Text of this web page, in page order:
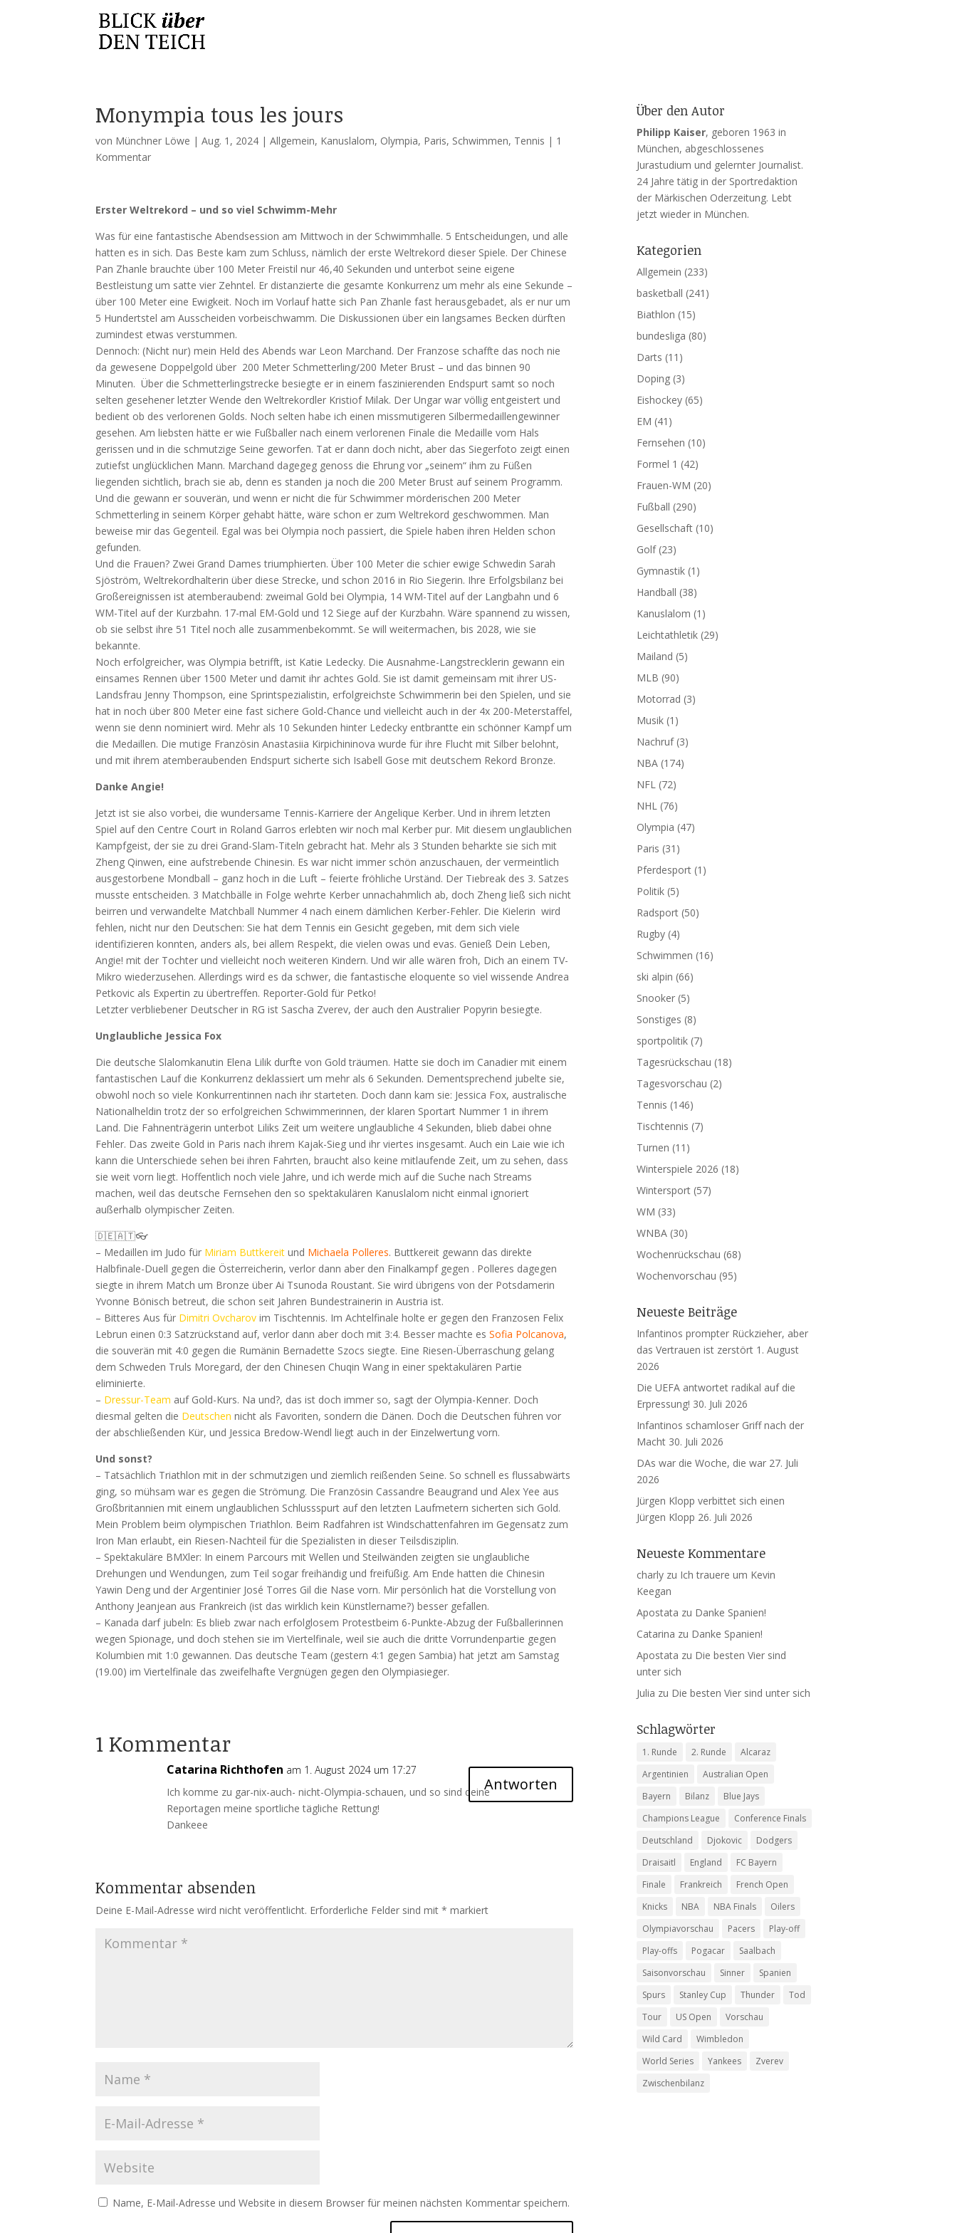
Monympia tous les jours
von Münchner Löwe |Aug. 1, 2024 |Allgemein, Kanuslalom, Olympia, Paris, Schwimmen, Tennis | 1
Kommentar
Erster Weltrekord – und so viel Schwimm-Mehr
Was für eine fantastische Abendsession am Mittwoch in der Schwimmhalle. 5 Entscheidungen, und alle
hatten es in sich. Das Beste kam zum Schluss, nämlich der erste Weltrekord dieser Spiele. Der Chinese
Pan Zhanle brauchte über 100 Meter Freistil nur 46,40 Sekunden und unterbot seine eigene
Bestleistung um satte vier Zehntel. Er distanzierte die gesamte Konkurrenz um mehr als eine Sekunde –
über 100 Meter eine Ewigkeit. Noch im Vorlauf hatte sich Pan Zhanle fast herausgebadet, als er nur um
5 Hundertstel am Ausscheiden vorbeischwamm. Die Diskussionen über ein langsames Becken dürften
zumindest etwas verstummen.
Dennoch: (Nicht nur) mein Held des Abends war Leon Marchand. Der Franzose schaffte das noch nie
da gewesene Doppelgold über 200 Meter Schmetterling/200 Meter Brust – und das binnen 90
Minuten. Über die Schmetterlingstrecke besiegte er in einem faszinierenden Endspurt samt so noch
selten gesehener letzter Wende den Weltrekordler Kristiof Milak. Der Ungar war völlig entgeistert und
bedient ob des verlorenen Golds. Noch selten habe ich einen missmutigeren Silbermedaillengewinner
gesehen. Am liebsten hätte er wie Fußballer nach einem verlorenen Finale die Medaille vom Hals
gerissen und in die schmutzige Seine geworfen. Tat er dann doch nicht, aber das Siegerfoto zeigt einen
zutiefst unglücklichen Mann. Marchand dagegeg genoss die Ehrung vor „seinem“ ihm zu Füßen
liegenden sichtlich, brach sie ab, denn es standen ja noch die 200 Meter Brust auf seinem Programm.
Und die gewann er souverän, und wenn er nicht die für Schwimmer mörderischen 200 Meter
Schmetterling in seinem Körper gehabt hätte, wäre schon er zum Weltrekord geschwommen. Man
beweise mir das Gegenteil. Egal was bei Olympia noch passiert, die Spiele haben ihren Helden schon
gefunden.
Und die Frauen? Zwei Grand Dames triumphierten. Über 100 Meter die schier ewige Schwedin Sarah
Sjöström, Weltrekordhalterin über diese Strecke, und schon 2016 in Rio Siegerin. Ihre Erfolgsbilanz bei
Großereignissen ist atemberaubend: zweimal Gold bei Olympia, 14 WM-Titel auf der Langbahn und 6
WM-Titel auf der Kurzbahn. 17-mal EM-Gold und 12 Siege auf der Kurzbahn. Wäre spannend zu wissen,
ob sie selbst ihre 51 Titel noch alle zusammenbekommt. Se will weitermachen, bis 2028, wie sie
bekannte.
Noch erfolgreicher, was Olympia betrifft, ist Katie Ledecky. Die Ausnahme-Langstrecklerin gewann ein
einsames Rennen über 1500 Meter und damit ihr achtes Gold. Sie ist damit gemeinsam mit ihrer US-
Landsfrau Jenny Thompson, eine Sprintspezialistin, erfolgreichste Schwimmerin bei den Spielen, und sie
hat in noch über 800 Meter eine fast sichere Gold-Chance und vielleicht auch in der 4x 200-Meterstaffel,
wenn sie denn nominiert wird. Mehr als 10 Sekunden hinter Ledecky entbrantte ein schönner Kampf um
die Medaillen. Die mutige Französin Anastasiia Kirpichininova wurde für ihre Flucht mit Silber belohnt,
und mit ihrem atemberaubenden Endspurt sicherte sich Isabell Gose mit deutschem Rekord Bronze.
Danke Angie!
Jetzt ist sie also vorbei, die wundersame Tennis-Karriere der Angelique Kerber. Und in ihrem letzten
Spiel auf den Centre Court in Roland Garros erlebten wir noch mal Kerber pur. Mit diesem unglaublichen
Kampfgeist, der sie zu drei Grand-Slam-Titeln gebracht hat. Mehr als 3 Stunden beharkte sie sich mit
Zheng Qinwen, eine aufstrebende Chinesin. Es war nicht immer schön anzuschauen, der vermeintlich
ausgestorbene Mondball – ganz hoch in die Luft – feierte fröhliche Urständ. Der Tiebreak des 3. Satzes
musste entscheiden. 3 Matchbälle in Folge wehrte Kerber unnachahmlich ab, doch Zheng ließ sich nicht
beirren und verwandelte Matchball Nummer 4 nach einem dämlichen Kerber-Fehler. Die Kielerin wird
fehlen, nicht nur den Deutschen: Sie hat dem Tennis ein Gesicht gegeben, mit dem sich viele
identifizieren konnten, anders als, bei allem Respekt, die vielen owas und evas. Genieß Dein Leben,
Angie! mit der Tochter und vielleicht noch weiteren Kindern. Und wir alle wären froh, Dich an einem TV-
Mikro wiederzusehen. Allerdings wird es da schwer, die fantastische eloquente so viel wissende Andrea
Petkovic als Expertin zu übertreffen. Reporter-Gold für Petko!
Letzter verbliebener Deutscher in RG ist Sascha Zverev, der auch den Australier Popyrin besiegte.
Unglaubliche Jessica Fox
Die deutsche Slalomkanutin Elena Lilik durfte von Gold träumen. Hatte sie doch im Canadier mit einem
fantastischen Lauf die Konkurrenz deklassiert um mehr als 6 Sekunden. Dementsprechend jubelte sie,
obwohl noch so viele Konkurrentinnen nach ihr starteten. Doch dann kam sie: Jessica Fox, australische
Nationalheldin trotz der so erfolgreichen Schwimmerinnen, der klaren Sportart Nummer 1 in ihrem
Land. Die Fahnenträgerin unterbot Liliks Zeit um weitere unglaubliche 4 Sekunden, blieb dabei ohne
Fehler. Das zweite Gold in Paris nach ihrem Kajak-Sieg und ihr viertes insgesamt. Auch ein Laie wie ich
kann die Unterschiede sehen bei ihren Fahrten, braucht also keine mitlaufende Zeit, um zu sehen, dass
sie weit vorn liegt. Hoffentlich noch viele Jahre, und ich werde mich auf die Suche nach Streams
machen, weil das deutsche Fernsehen den so spektakulären Kanuslalom nicht einmal ignoriert
außerhalb olympischer Zeiten.
🇩🇪🇦🇹👓
– Medaillen im Judo für Miriam Buttkereit und Michaela Polleres. Buttkereit gewann das direkte
Halbfinale-Duell gegen die Österreicherin, verlor dann aber den Finalkampf gegen . Polleres dagegen
siegte in ihrem Match um Bronze über Ai Tsunoda Roustant. Sie wird übrigens von der Potsdamerin
Yvonne Bönisch betreut, die schon seit Jahren Bundestrainerin in Austria ist.
– Bitteres Aus für Dimitri Ovcharov im Tischtennis. Im Achtelfinale holte er gegen den Franzosen Felix
Lebrun einen 0:3 Satzrückstand auf, verlor dann aber doch mit 3:4. Besser machte esSofia Polcanova,
die souverän mit 4:0 gegen die Rumänin Bernadette Szocs siegte. Eine Riesen-Überraschung gelang
dem Schweden Truls Moregard, der den Chinesen Chuqin Wang in einer spektakulären Partie
eliminierte.
– Dressur-Team auf Gold-Kurs. Na und?, das ist doch immer so, sagt der Olympia-Kenner. Doch
diesmal gelten die Deutschen nicht als Favoriten, sondern die Dänen. Doch die Deutschen führen vor
der abschließenden Kür, und Jessica Bredow-Wendl liegt auch in der Einzelwertung vorn.
Und sonst?
– Tatsächlich Triathlon mit in der schmutzigen und ziemlich reißenden Seine. So schnell es flussabwärts
ging, so mühsam war es gegen die Strömung. Die Französin Cassandre Beaugrand und Alex Yee aus
Großbritannien mit einem unglaublichen Schlussspurt auf den letzten Laufmetern sicherten sich Gold.
Mein Problem beim olympischen Triathlon. Beim Radfahren ist Windschattenfahren im Gegensatz zum
Iron Man erlaubt, ein Riesen-Nachteil für die Spezialisten in dieser Teilsdisziplin.
– Spektakuläre BMXler: In einem Parcours mit Wellen und Steilwänden zeigten sie unglaubliche
Drehungen und Wendungen, zum Teil sogar freihändig und freifüßig. Am Ende hatten die Chinesin
Yawin Deng und der Argentinier José Torres Gil die Nase vorn. Mir persönlich hat die Vorstellung von
Anthony Jeanjean aus Frankreich (ist das wirklich kein Künstlername?) besser gefallen.
– Kanada darf jubeln: Es blieb zwar nach erfolglosem Protestbeim 6-Punkte-Abzug der Fußballerinnen
wegen Spionage, und doch stehen sie im Viertelfinale, weil sie auch die dritte Vorrundenpartie gegen
Kolumbien mit 1:0 gewannen. Das deutsche Team (gestern 4:1 gegen Sambia) hat jetzt am Samstag
(19.00) im Viertelfinale das zweifelhafte Vergnügen gegen den Olympiasieger.
1 Kommentar
Catarina Richthofen am 1. August 2024 um 17:27
Ich komme zu gar-nix-auch- nicht-Olympia-schauen, und so sind deine
Reportagen meine sportliche tägliche Rettung!
Dankeee
Antworten
Kommentar absenden
Deine E-Mail-Adresse wird nicht veröffentlicht. Erforderliche Felder sind mit* markiert
Name, E-Mail-Adresse und Website in diesem Browser für meinen nächsten Kommentar speichern.
Über den Autor
Philipp Kaiser, geboren 1963 in
München, abgeschlossenes
Jurastudium und gelernter Journalist.
24 Jahre tätig in der Sportredaktion
der Märkischen Oderzeitung. Lebt
jetzt wieder in München.
Kategorien
Allgemein (233)
basketball (241)
Biathlon (15)
bundesliga (80)
Darts (11)
Doping(3)
Eishockey(65)
EM (41)
Fernsehen (10)
Formel 1 (42)
Frauen-WM (20)
Fußball (290)
Gesellschaft(10)
Golf(23)
Gymnastik(1)
Handball (38)
Kanuslalom (1)
Leichtathletik(29)
Mailand (5)
MLB (90)
Motorrad (3)
Musik(1)
Nachruf(3)
NBA(174)
NFL(72)
NHL(76)
Olympia (47)
Paris (31)
Pferdesport(1)
Politik(5)
Radsport(50)
Rugby(4)
Schwimmen (16)
ski alpin (66)
Snooker(5)
Sonstiges (8)
sportpolitik(7)
Tagesrückschau (18)
Tagesvorschau (2)
Tennis (146)
Tischtennis (7)
Turnen (11)
Winterspiele 2026 (18)
Wintersport(57)
WM (33)
WNBA(30)
Wochenrückschau (68)
Wochenvorschau (95)
Neueste Beiträge
Infantinos prompter Rückzieher, aber
das Vertrauen ist zerstört 1. August
2026
Die UEFA antwortet radikal auf die
Erpressung! 30. Juli 2026
Infantinos schamloser Griff nach der
Macht 30. Juli 2026
DAs war die Woche, die war 27. Juli
2026
Jürgen Klopp verbittet sich einen
Jürgen Klopp 26. Juli 2026
Neueste Kommentare
charlyzu Ich trauere um Kevin
Keegan
Apostata zu Danke Spanien!
Catarina zu Danke Spanien!
Apostata zu Die besten Vier sind
unter sich
Julia zu Die besten Vier sind unter sich
Schlagwörter
1. Runde 2. Runde
Alcaraz
Argentinien
Australian Open
Bayern
Bilanz
Blue Jays
Champions League
Conference Finals
Deutschland
Djokovic
Dodgers
Draisaitl
England
FC Bayern
Finale
Frankreich
French Open
Knicks
NBA NBA Finals
Oilers
Olympiavorschau
Pacers
Play-off
Play-offs
Pogacar
Saalbach
Saisonvorschau
Sinner
Spanien
Spurs
Stanley Cup Thunder
Tod
Tour
US Open
Vorschau
Wild Card
Wimbledon
World Series
Yankees
Zverev
Zwischenbilanz